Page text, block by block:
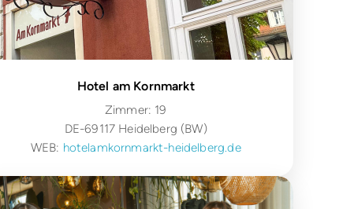
Hotel am Kornmarkt
Zimmer: 19
DE-69117 Heidelberg (BW)
WEB: hotelamkornmarkt-heidelberg.de